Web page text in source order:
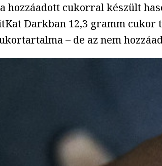
cukorral készült
Darkban 12,3 gramm
– de az nem